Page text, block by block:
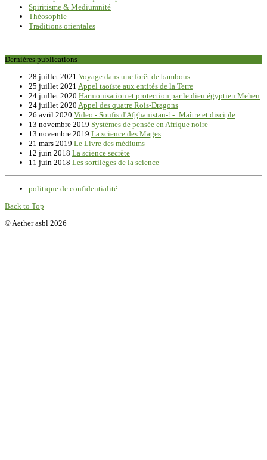
Spiritisme & Mediumnité
Théosophie
Traditions orientales
Dernières publications
28 juillet 2021 Voyage dans une forêt de bambous
25 juillet 2021 Appel taoïste aux entités de la Terre
24 juillet 2020 Harmonisation et protection par le dieu égyptien Mehen
24 juillet 2020 Appel des quatre Rois-Dragons
26 avril 2020 Video - Soufis d'Afghanistan-1-: Maître et disciple
13 novembre 2019 Systèmes de pensée en Afrique noire
13 novembre 2019 La science des Mages
21 mars 2019 Le Livre des médiums
12 juin 2018 La science secrète
11 juin 2018 Les sortilèges de la science
politique de confidentialité
Back to Top
© Aether asbl 2026